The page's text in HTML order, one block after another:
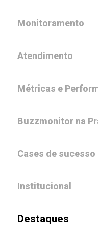
Monitoramento
Atendimento
Métricas e
Buzzmonitor na
Cases de sucesso
Institucional
Destaques